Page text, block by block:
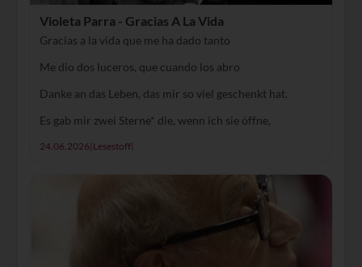
Violeta Parra - Gracias A La Vida
Gracias a la vida que me ha dado tanto
Me dio dos luceros, que cuando los abro
Danke an das Leben, das mir so viel geschenkt hat.
Es gab mir zwei Sterne* die, wenn ich sie öffne,
24.06.2026| Lesestoff|